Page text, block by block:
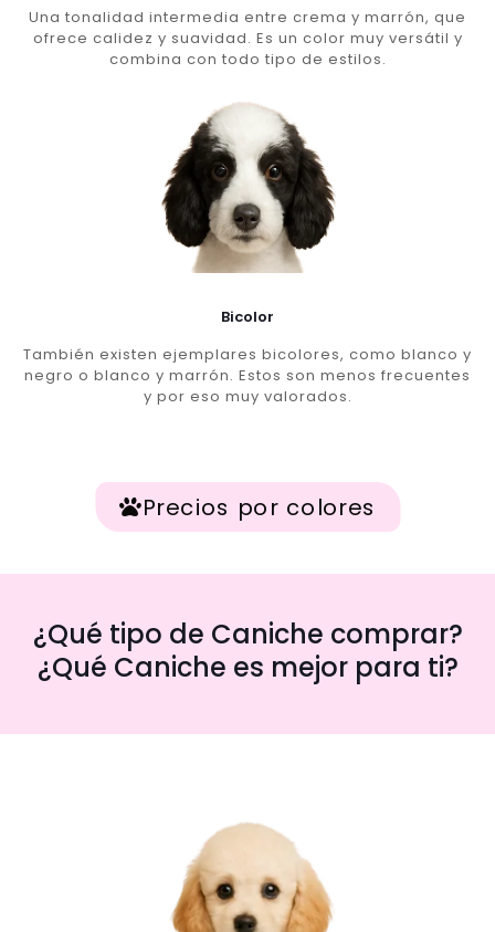
Una tonalidad intermedia entre crema y marrón, que
ofrece calidez y suavidad. Es un color muy versátil y
combina con todo tipo de estilos.
Bicolor
También existen ejemplares bicolores, como blanco y
negro o blanco y marrón. Estos son menos frecuentes
y por eso muy valorados.
Precios por colores
¿Qué tipo de Caniche comprar?
¿Qué Caniche es mejor para ti?